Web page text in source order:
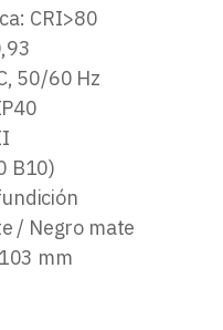
CRI>80
50/60 Hz
B10)
/ Negro mate
mm